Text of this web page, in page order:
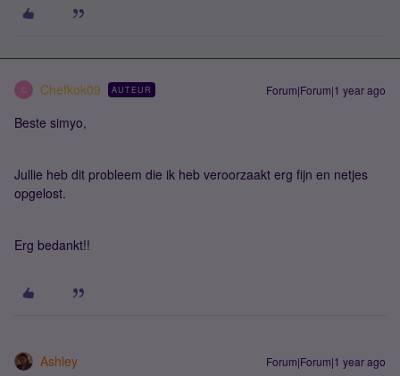
C Chefkok09 AUTEUR Forum|Forum|1 year ago
Beste simyo,
Jullie heb dit probleem die ik heb veroorzaakt erg fijn en netjes
opgelost.
Erg bedankt!!
Ashley Forum|Forum|1 year ago